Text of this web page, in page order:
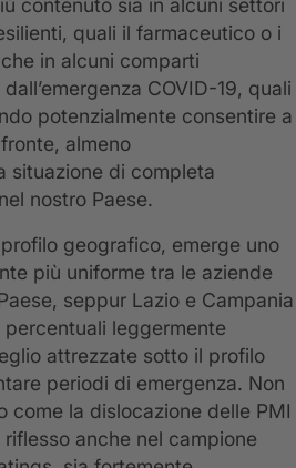
contenuto sia in alcuni settori
quali il farmaceutico o i
in alcuni comparti
COVID-19, quali
potenzialmente consentire a
almeno
situazione di completa
nostro Paese.
geografico, emerge uno
più uniforme tra le aziende
seppur Lazio e Campania
leggermente
attrezzate sotto il profilo
periodi di emergenza. Non
come la dislocazione delle PMI
anche nel campione